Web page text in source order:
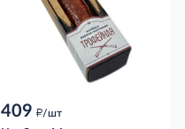
409 д/шт